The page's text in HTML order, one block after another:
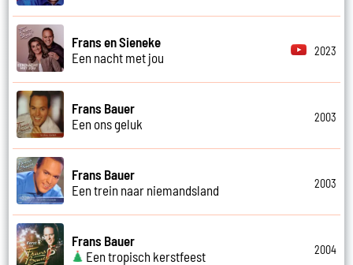
Frans en Sieneke
Een nacht met jou
2023
Frans Bauer
Een ons geluk
2003
Frans Bauer
Een trein naar niemandsland
2003
Frans Bauer
Een tropisch kerstfeest
2004